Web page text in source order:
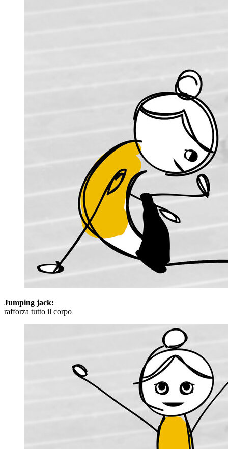
Jumping jack:
rafforza tutto il corpo